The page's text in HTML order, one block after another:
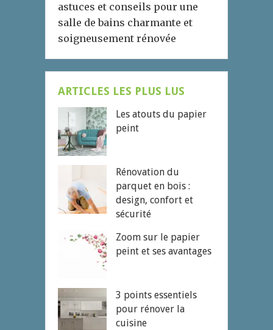
astuces et conseils pour une
salle de bains charmante et
soigneusement rénovée
ARTICLES LES PLUS LUS
Les atouts du papier
peint
Rénovation du
parquet en bois :
design, confort et
sécurité
Zoom sur le papier
peint et ses avantages
3 points essentiels
pour rénover la
cuisine